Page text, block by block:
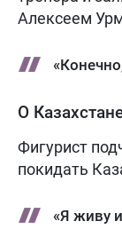
Алексеем
О
Фигурист
покидать
«Я живу